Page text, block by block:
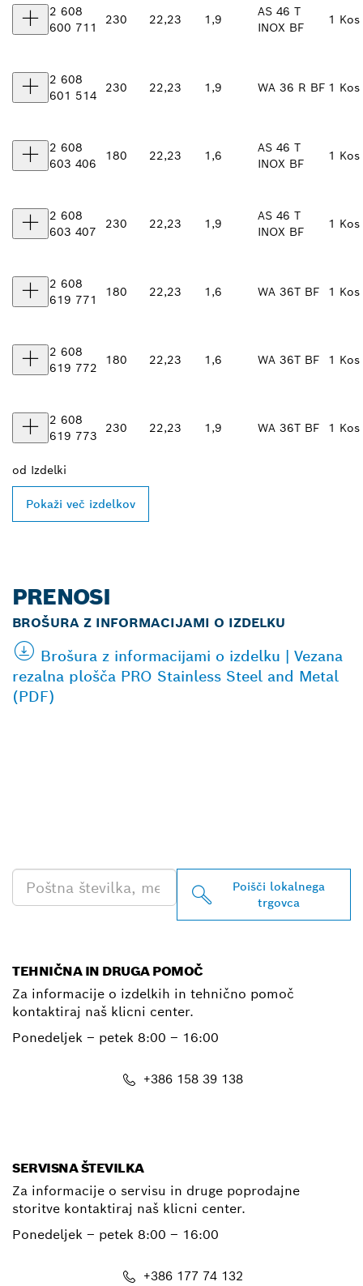
2 608
600 711
230 22,23 1,9
AS 46 T
INOX BF
1 Kos
2 608
601 514
230 22,23 1,9 WA 36 R BF 1 Kos
2 608
603 406
180 22,23 1,6
AS 46 T
INOX BF
1 Kos
2 608
603 407
230 22,23 1,9
AS 46 T
INOX BF
1 Kos
2 608
619 771
180 22,23 1,6 WA 36T BF 1 Kos
2 608
619 772
180 22,23 1,6 WA 36T BF 1 Kos
2 608
619 773
230 22,23 1,9 WA 36T BF 1 Kos
od Izdelki
Pokaži več izdelkov
PRENOSI
BROŠURA Z INFORMACIJAMI O IZDELKU
Brošura z informacijami o izdelku | Vezana
rezalna plošča PRO Stainless Steel and Metal
(PDF)
Poišči lokalnega
trgovca
TEHNIČNA IN DRUGA POMOČ
Za informacije o izdelkih in tehnično pomoč
kontaktiraj naš klicni center.
Ponedeljek – petek 8:00 – 16:00
+386 158 39 138
SERVISNA ŠTEVILKA
Za informacije o servisu in druge poprodajne
storitve kontaktiraj naš klicni center.
Ponedeljek – petek 8:00 – 16:00
+386 177 74 132